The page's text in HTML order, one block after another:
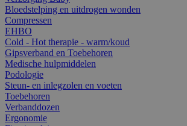
Bloedstelping en uitdrogen wonden
Compressen
EHBO
Cold - Hot therapie - warm/koud
Gipsverband en Toebehoren
Medische hulpmiddelen
Podologie
Steun- en inlegzolen en voeten
Toebehoren
Verbanddozen
Ergonomie